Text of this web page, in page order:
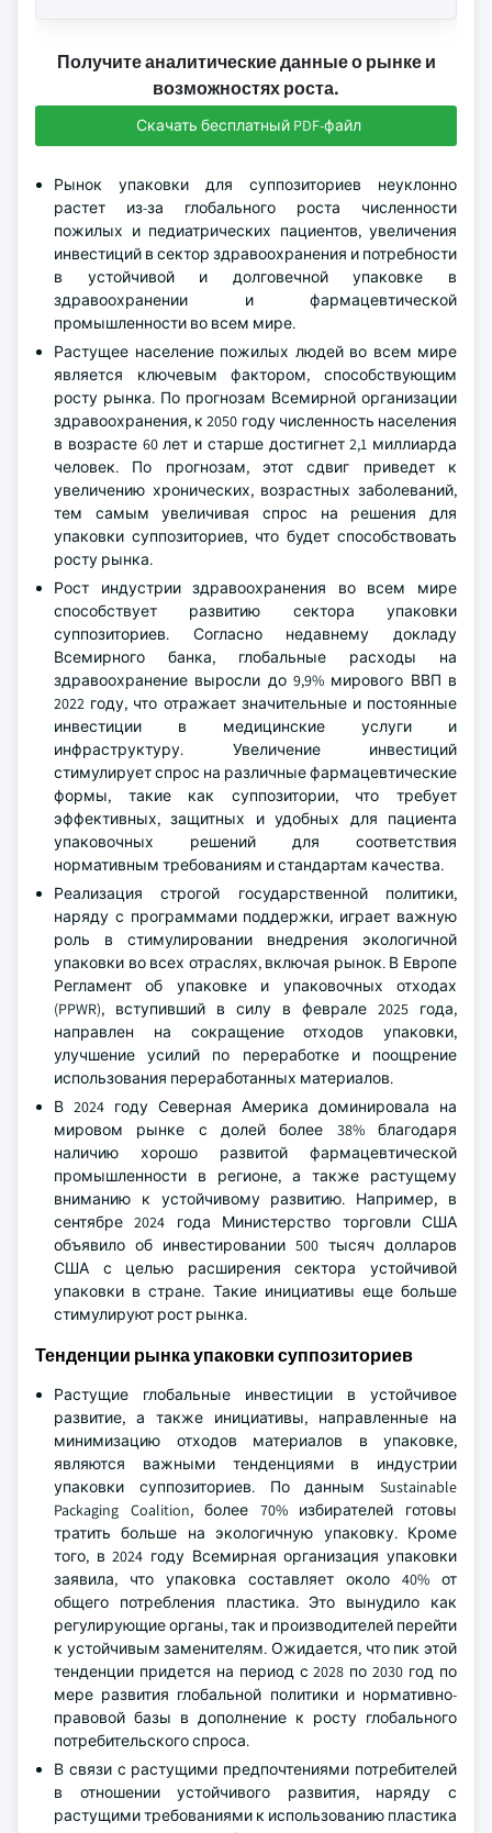
Получите аналитические данные о рынке и
возможностях роста.
Скачать бесплатный PDF-файл
Рынок упаковки для суппозиториев неуклонно
растет из-за глобального роста численности
пожилых и педиатрических пациентов, увеличения
инвестиций в сектор здравоохранения и потребности
в устойчивой и долговечной упаковке в
здравоохранении и фармацевтической
промышленности во всем мире.
Растущее население пожилых людей во всем мире
является ключевым фактором, способствующим
росту рынка. По прогнозам Всемирной организации
здравоохранения, к 2050 году численность населения
в возрасте 60 лет и старше достигнет 2,1 миллиарда
человек. По прогнозам, этот сдвиг приведет к
увеличению хронических, возрастных заболеваний,
тем самым увеличивая спрос на решения для
упаковки суппозиториев, что будет способствовать
росту рынка.
Рост индустрии здравоохранения во всем мире
способствует развитию сектора упаковки
суппозиториев. Согласно недавнему докладу
Всемирного банка, глобальные расходы на
здравоохранение выросли до 9,9% мирового ВВП в
2022 году, что отражает значительные и постоянные
инвестиции в медицинские услуги и
инфраструктуру. Увеличение инвестиций
стимулирует спрос на различные фармацевтические
формы, такие как суппозитории, что требует
эффективных, защитных и удобных для пациента
упаковочных решений для соответствия
нормативным требованиям и стандартам качества.
Реализация строгой государственной политики,
наряду с программами поддержки, играет важную
роль в стимулировании внедрения экологичной
упаковки во всех отраслях, включая рынок. В Европе
Регламент об упаковке и упаковочных отходах
(PPWR), вступивший в силу в феврале 2025 года,
направлен на сокращение отходов упаковки,
улучшение усилий по переработке и поощрение
использования переработанных материалов.
В 2024 году Северная Америка доминировала на
мировом рынке с долей более 38% благодаря
наличию хорошо развитой фармацевтической
промышленности в регионе, а также растущему
вниманию к устойчивому развитию. Например, в
сентябре 2024 года Министерство торговли США
объявило об инвестировании 500 тысяч долларов
США с целью расширения сектора устойчивой
упаковки в стране. Такие инициативы еще больше
стимулируют рост рынка.
Тенденции рынка упаковки суппозиториев
Растущие глобальные инвестиции в устойчивое
развитие, а также инициативы, направленные на
минимизацию отходов материалов в упаковке,
являются важными тенденциями в индустрии
упаковки суппозиториев. По данным Sustainable
Packaging Coalition, более 70% избирателей готовы
тратить больше на экологичную упаковку. Кроме
того, в 2024 году Всемирная организация упаковки
заявила, что упаковка составляет около 40% от
общего потребления пластика. Это вынудило как
регулирующие органы, так и производителей перейти
к устойчивым заменителям. Ожидается, что пик этой
тенденции придется на период с 2028 по 2030 год по
мере развития глобальной политики и нормативно-
правовой базы в дополнение к росту глобального
потребительского спроса.
В связи с растущими предпочтениями потребителей
в отношении устойчивого развития, наряду с
растущими требованиями к использованию пластика